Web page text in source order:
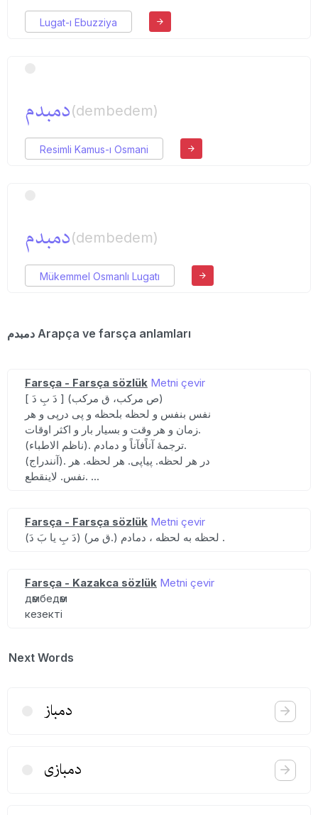
Lugat-ı Ebuzziya
دمبدم(dembedem)
Resimli Kamus-ı Osmani
دمبدم(dembedem)
Mükemmel Osmanlı Lugatı
دمبدم Arapça ve farsça anlamları
Farsça - Farsça sözlük Metni çevir
[ دَ بِ دَ ] (ص مرکب، ق مرکب)
نفس بنفس و لحظه بلحظه و پی درپی و هر
زمان و هر وقت و بسیار بار و اکثر اوقات.
(ناظم الاطباء). ترجمهٔ آناًفآناً و دمادم.
(آنندراج). در هر لحظه. پیاپی. هر لحظه. هر
نفس. لاینقطع. ...
Farsça - Farsça sözlük Metni çevir
(دَ بِ یا بَ دَ) (ق مر.) لحظه به لحظه ، دمادم .
Farsça - Kazakca sözlük Metni çevir
дәмбедәм
кезекті
Next Words
دمباز
دمبازی